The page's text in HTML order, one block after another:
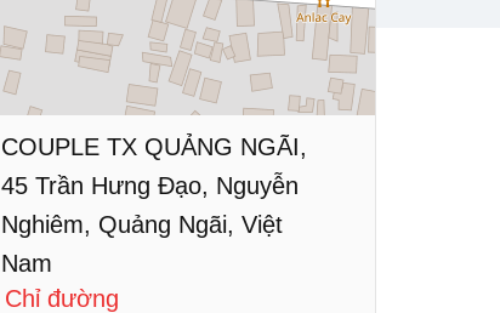
COUPLE TX QUẢNG NGÃI,
45 Trần Hưng Đạo, Nguyễn
Nghiêm, Quảng Ngãi, Việt
Nam
Chỉ đường